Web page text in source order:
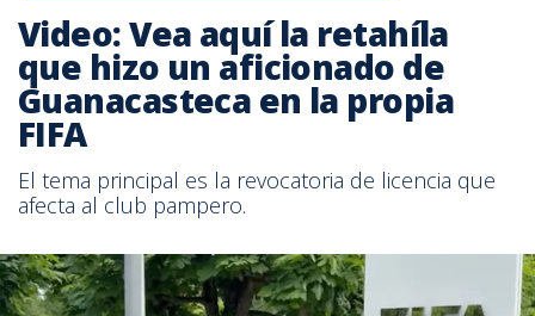
Video: Vea aquí la retahíla
que hizo un aficionado de
Guanacasteca en la propia
FIFA
El tema principal es la revocatoria de licencia que
afecta al club pampero.